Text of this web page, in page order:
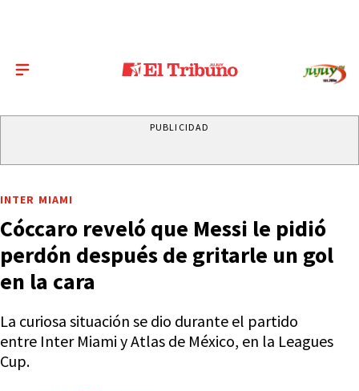
PUBLICIDAD
INTER MIAMI
Cóccaro reveló que Messi le pidió
perdón después de gritarle un gol
en la cara
La curiosa situación se dio durante el partido
entre Inter Miami y Atlas de México, en la Leagues
Cup.